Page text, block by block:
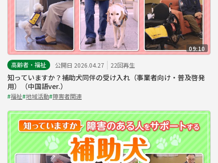
09:10
高齢者・福祉
公開日 2026.04.27 22回再生
知っていますか？補助犬同伴の受け入れ（事業者向け・普及啓発
用）（中国語ver.）
#福祉#地域活動#障害者関連